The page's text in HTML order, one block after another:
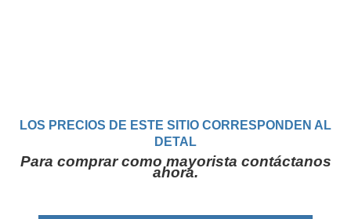
LOS PRECIOS DE ESTE SITIO CORRESPONDEN AL
DETAL
Para comprar como mayorista contáctanos
ahora.